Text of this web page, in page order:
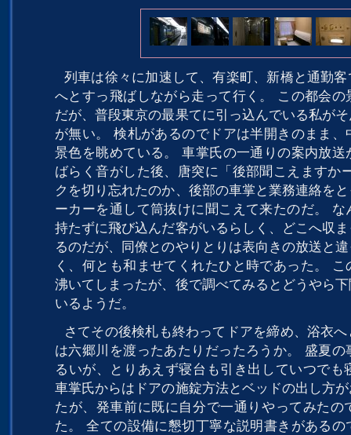
列車は徐々に加速して、有楽町、新橋と通勤
へとすっ飛ばしながら走って行く。 この都会
だが、普段東京の最果てに引っ込んでいる私が
が無い。 検札があるのでドアは半開きのまま
景色を眺めている。 車掌氏の一通りの案内放
ばらく音がした後、唐突に「後部聞こえますか
クを切り忘れたのか、後部の車掌と業務連絡を
ーカーを通して筒抜けに聞こえて来たのだ。
持たずに飛び込んだ客がいるらしく、どこへ収
るのだが、同僚とのやりとりは表向きの放送と
く、何とも和ませてくれたひと時であった。
沸いてしまったが、後で調べてみるとどうやら
いるようだ。
さてその後検札も終わってドアを締め、浴衣
は六郷川を渡ったあたりだったろうか。 盛夏
るいが、とりあえず寝台も引き出していつで
車掌氏からはドアの施錠方法とベッドの出し方
たが、発車前に既に自分で一通りやってみたの
た。 全ての設備に懇切丁寧な説明書きがある